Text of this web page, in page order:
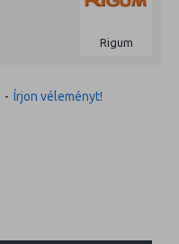
Rigum
- Írjon véleményt!